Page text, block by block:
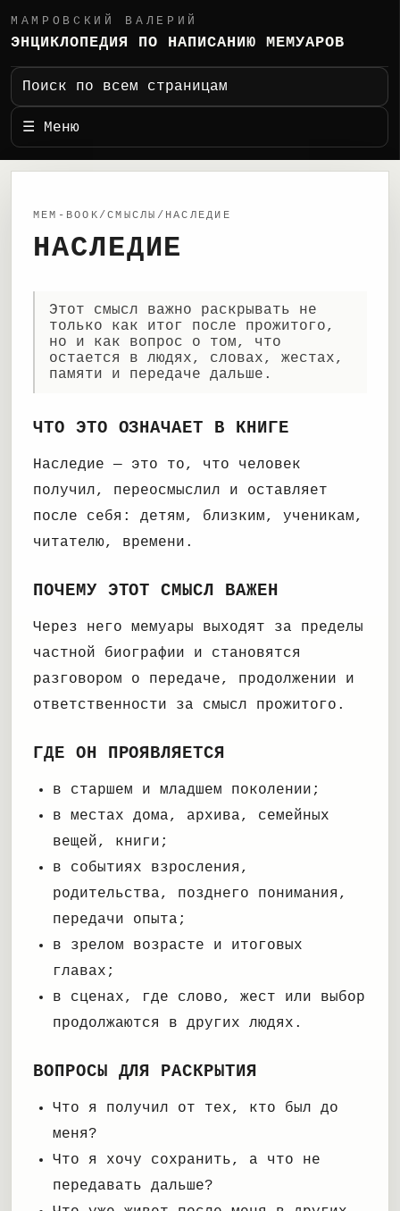
МАМРОВСКИЙ ВАЛЕРИЙ
ЭНЦИКЛОПЕДИЯ ПО НАПИСАНИЮ МЕМУАРОВ
Поиск по всем страницам
☰ Меню
MEM-BOOK/СМЫСЛЫ/НАСЛЕДИЕ
НАСЛЕДИЕ
Этот смысл важно раскрывать не
только как итог после прожитого,
но и как вопрос о том, что
остается в людях, словах, жестах,
памяти и передаче дальше.
ЧТО ЭТО ОЗНАЧАЕТ В КНИГЕ
Наследие — это то, что человек
получил, переосмыслил и оставляет
после себя: детям, близким, ученикам,
читателю, времени.
ПОЧЕМУ ЭТОТ СМЫСЛ ВАЖЕН
Через него мемуары выходят за пределы
частной биографии и становятся
разговором о передаче, продолжении и
ответственности за смысл прожитого.
ГДЕ ОН ПРОЯВЛЯЕТСЯ
в старшем и младшем поколении;
в местах дома, архива, семейных
вещей, книги;
в событиях взросления,
родительства, позднего понимания,
передачи опыта;
в зрелом возрасте и итоговых
главах;
в сценах, где слово, жест или выбор
продолжаются в других людях.
ВОПРОСЫ ДЛЯ РАСКРЫТИЯ
Что я получил от тех, кто был до
меня?
Что я хочу сохранить, а что не
передавать дальше?